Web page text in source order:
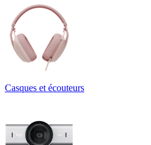
Casques et écouteurs